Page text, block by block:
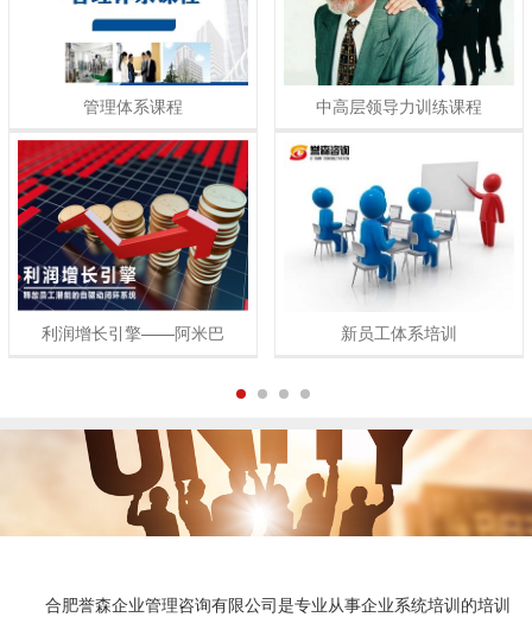
管理体系课程 中高层领导力训练课程
利润增长引擎——阿米巴 新员工体系培训
合肥誉森企业管理咨询有限公司是专业从事企业系统培训的培训